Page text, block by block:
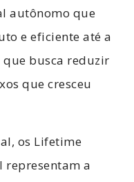
autônomo que
e eficiente até a
que busca reduzir
que cresceu
os Lifetime
representam a